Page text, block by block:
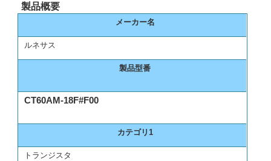
製品概要
メーカー名
ルネサス
製品型番
CT60AM-18F#F00
カテゴリ1
トランジスタ